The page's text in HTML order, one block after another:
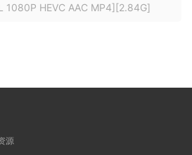
1080P HEVC AAC MP4][2.84G]
源